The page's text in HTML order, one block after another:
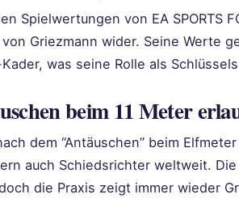
Spielwertungen von EA SPORTS
Griezmann wider. Seine Werte
was seine Rolle als
beim 11 Meter
dem “Antäuschen” beim
auch Schiedsrichter weltweit.
die Praxis zeigt immer wieder